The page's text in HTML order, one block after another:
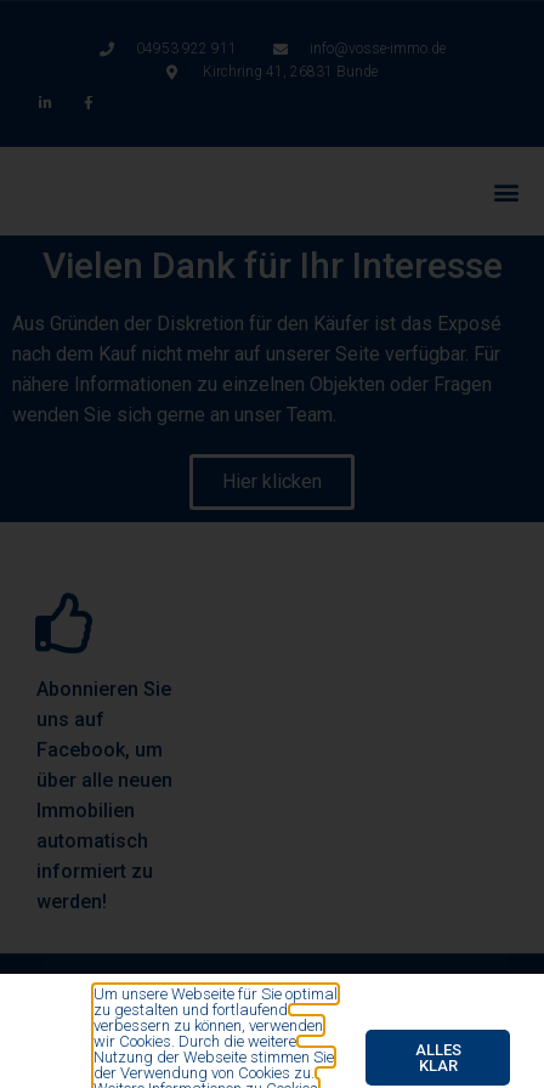
04953 922 911
info@vosse-immo.de
Kirchring 41, 26831 Bunde
Vielen Dank für Ihr Interesse
Aus Gründen der Diskretion für den Käufer ist das Exposé
nach dem Kauf nicht mehr auf unserer Seite verfügbar. Für
nähere Informationen zu einzelnen Objekten oder Fragen
wenden Sie sich gerne an unser Team.
Hier klicken
Abonnieren Sie
uns auf
Facebook, um
über alle neuen
Immobilien
automatisch
informiert zu
werden!
© All rights reserved by Vosse Immobilien- und
Finanzierungsmakler 2020
Um unsere Webseite für Sie optimal
zu gestalten und fortlaufend
verbessern zu können, verwenden
wir Cookies. Durch die weitere
Nutzung der Webseite stimmen Sie
der Verwendung von Cookies zu.
ALLES
KLAR